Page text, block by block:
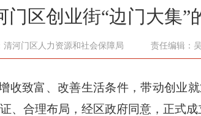
门区创业街“边门大集”
清河门区人力资源和社会保障局 责任编辑：
收致富、改善生活条件，带动创业
、合理布局， 经区政府同意， 正式成